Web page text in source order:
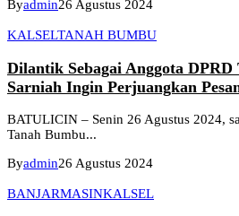
Byadmin26 Agustus 2024
KALSELTANAH BUMBU
Dilantik Sebagai Anggota DPRD
Sarniah Ingin Perjuangkan
BATULICIN – Senin 26 Agustus 2024,
Tanah Bumbu...
Byadmin26 Agustus 2024
BANJARMASINKALSEL